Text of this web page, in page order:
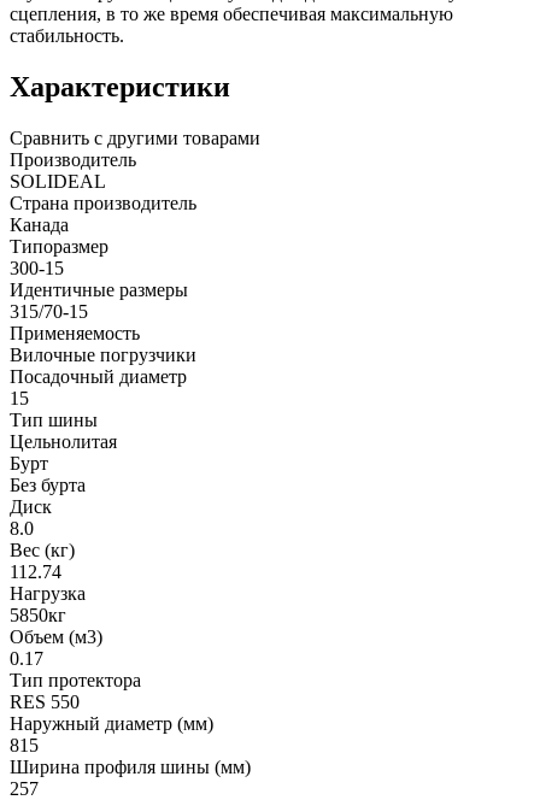
сцепления, в то же время обеспечивая максимальную
стабильность.
Характеристики
Сравнить с другими товарами
Производитель
SOLIDEAL
Страна производитель
Канада
Типоразмер
300-15
Идентичные размеры
315/70-15
Применяемость
Вилочные погрузчики
Посадочный диаметр
15
Тип шины
Цельнолитая
Бурт
Без бурта
Диск
8.0
Вес (кг)
112.74
Нагрузка
5850кг
Объем (м3)
0.17
Тип протектора
RES 550
Наружный диаметр (мм)
815
Ширина профиля шины (мм)
257